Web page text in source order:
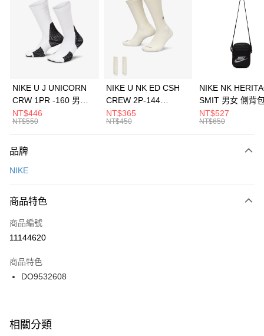
3 期 0 利率 每期 21家銀行
合作金庫商業銀行
第一商業銀行
華南商業銀行
彰化商業銀行
上海商業儲蓄銀行
元大商業銀行
台灣樂天信用卡公司
Apple Pay
全盈+PAY
AFTEE先享後付
【關於「AFTEE先享後付」】
便利好安心！
３．安心：先確認商品／服務後，再付款。
【「AFTEE先享後付」結帳流程】
１．於結帳方式選擇「AFTEE先享後付」後，將跳轉至「AFTEE先享後付」
２．訂單成立數日內，您將收到繳費通知簡訊。
３．收到繳費通知簡訊後14天內，點擊此簡訊中的連結，可透過四大超商／
ATM／網路銀行／等多元方式進行付款，方視為交易完成。
※ 交易是否成功請以「AFTEE先享後付 」之結帳頁面顯示為準，若有關於
是否繳費成功／繳費後需取消欲退款等相關疑問，請聯繫「AFTEE先享後付
運送方式
每筆NT$100，滿NT$1,500(含以上)免運費
宅配
每筆NT$100，滿NT$1,500(含以上)免運費
付款後門市自取
每筆NT$100，滿NT$1,500(含以上)免運費
NIKE U J UNICORN
CRW 1PR -160 男女
中統襪 FZ3393100
NT$446
NT$550
NIKE U NK ED CSH
CREW 2P-144
EMBRDY 男女 短統襪
FZ3073133
NT$365
NT$450
NIKE NK
SMIT 男女 側背
BA5871010
NT$527
NT$650
品牌
NIKE
商品特色
商品編號
11144620
商品特色
DO9532608
相關分類